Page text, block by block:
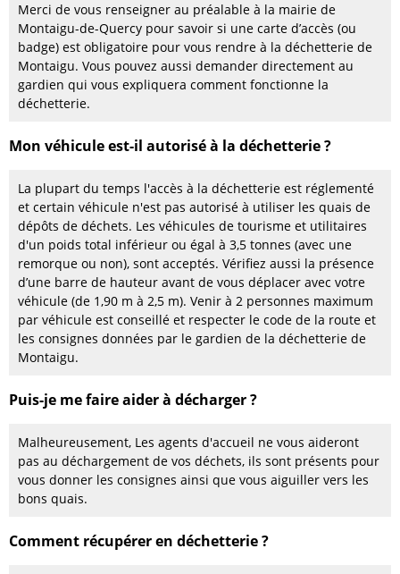
Merci de vous renseigner au préalable à la mairie de
Montaigu-de-Quercy pour savoir si une carte d’accès (ou
badge) est obligatoire pour vous rendre à la déchetterie de
Montaigu. Vous pouvez aussi demander directement au
gardien qui vous expliquera comment fonctionne la
déchetterie.
Mon véhicule est-il autorisé à la déchetterie ?
La plupart du temps l'accès à la déchetterie est réglementé
et certain véhicule n'est pas autorisé à utiliser les quais de
dépôts de déchets. Les véhicules de tourisme et utilitaires
d'un poids total inférieur ou égal à 3,5 tonnes (avec une
remorque ou non), sont acceptés. Vérifiez aussi la présence
d’une barre de hauteur avant de vous déplacer avec votre
véhicule (de 1,90 m à 2,5 m). Venir à 2 personnes maximum
par véhicule est conseillé et respecter le code de la route et
les consignes données par le gardien de la déchetterie de
Montaigu.
Puis-je me faire aider à décharger ?
Malheureusement, Les agents d'accueil ne vous aideront
pas au déchargement de vos déchets, ils sont présents pour
vous donner les consignes ainsi que vous aiguiller vers les
bons quais.
Comment récupérer en déchetterie ?